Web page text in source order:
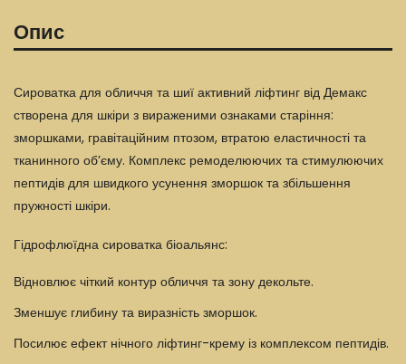
Опис
Сироватка для обличчя та шиї активний ліфтинг від Демакс
створена для шкіри з вираженими ознаками старіння:
зморшками, гравітаційним птозом, втратою еластичності та
тканинного об’єму. Комплекс ремоделюючих та стимулюючих
пептидів для швидкого усунення зморшок та збільшення
пружності шкіри.
Гідрофлюїдна сироватка біоальянс:
Відновлює чіткий контур обличчя та зону декольте.
Зменшує глибину та виразність зморшок.
Посилює ефект нічного ліфтинг-крему із комплексом пептидів.